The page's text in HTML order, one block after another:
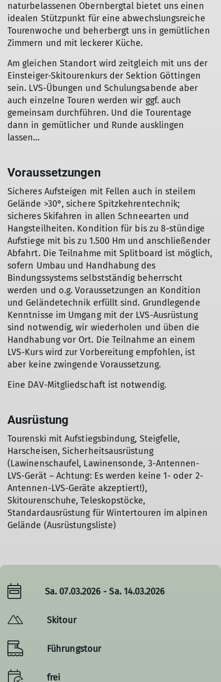
naturbelassenen Obernbergtal bietet uns einen
idealen Stützpunkt für eine abwechslungsreiche
Tourenwoche und beherbergt uns in gemütlichen
Zimmern und mit leckerer Küche.
Am gleichen Standort wird zeitgleich mit uns der
Einsteiger-Skitourenkurs der Sektion Göttingen
sein. LVS-Übungen und Schulungsabende aber
auch einzelne Touren werden wir ggf. auch
gemeinsam durchführen. Und die Tourentage
dann in gemütlicher und Runde ausklingen
lassen…
Voraussetzungen
Sicheres Aufsteigen mit Fellen auch in steilem
Gelände >30°, sichere Spitzkehrentechnik;
sicheres Skifahren in allen Schneearten und
Hangsteilheiten. Kondition für bis zu 8-stündige
Aufstiege mit bis zu 1.500 Hm und anschließender
Abfahrt. Die Teilnahme mit Splitboard ist möglich,
sofern Umbau und Handhabung des
Bindungssystems selbstständig beherrscht
werden und o.g. Voraussetzungen an Kondition
und Geländetechnik erfüllt sind. Grundlegende
Kenntnisse im Umgang mit der LVS-Ausrüstung
sind notwendig, wir wiederholen und üben die
Handhabung vor Ort. Die Teilnahme an einem
LVS-Kurs wird zur Vorbereitung empfohlen, ist
aber keine zwingende Voraussetzung.
Eine DAV-Mitgliedschaft ist notwendig.
Ausrüstung
Tourenski mit Aufstiegsbindung, Steigfelle,
Harscheisen, Sicherheitsausrüstung
(Lawinenschaufel, Lawinensonde, 3-Antennen-
LVS-Gerät – Achtung: Es werden keine 1- oder 2-
Antennen-LVS-Geräte akzeptiert!),
Skitourenschuhe, Teleskopstöcke,
Standardausrüstung für Wintertouren im alpinen
Gelände (Ausrüstungsliste)
Sa. 07.03.2026 - Sa. 14.03.2026
Skitour
Führungstour
frei
© DAV